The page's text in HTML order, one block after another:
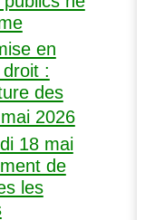
en
droit :
des
2026
18 mai
de
les